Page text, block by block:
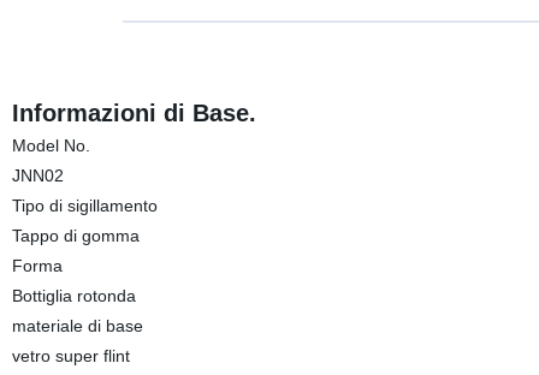
Informazioni di Base.
Model No.
JNN02
Tipo di sigillamento
Tappo di gomma
Forma
Bottiglia rotonda
materiale di base
vetro super flint